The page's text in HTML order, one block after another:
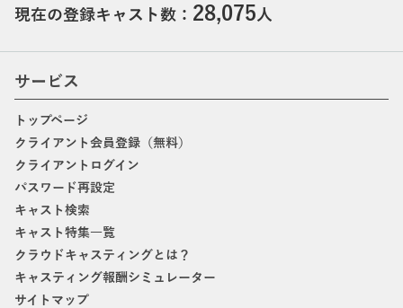
現在の登録キャスト数： 28,075人
サービス
トップページ
クライアント会員登録（無料）
クライアントログイン
パスワード再設定
キャスト検索
キャスト特集一覧
クラウドキャスティングとは？
キャスティング報酬シミュレーター
サイトマップ